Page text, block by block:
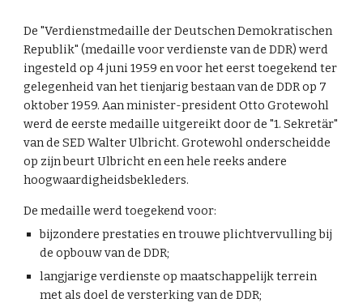
De "Verdienstmedaille der Deutschen Demokratischen
Republik" (medaille voor verdienste van de DDR) werd
ingesteld op 4 juni 1959 en voor het eerst toegekend ter
gelegenheid van het tienjarig bestaan van de DDR op 7
oktober 1959. Aan minister-president Otto Grotewohl
werd de eerste medaille uitgereikt door de "1. Sekretär"
van de SED Walter Ulbricht. Grotewohl onderscheidde
op zijn beurt Ulbricht en een hele reeks andere
hoogwaardigheidsbekleders.
De medaille werd toegekend voor:
bijzondere prestaties en trouwe plichtvervulling bij
de opbouw van de DDR;
langjarige verdienste op maatschappelijk terrein
met als doel de versterking van de DDR;